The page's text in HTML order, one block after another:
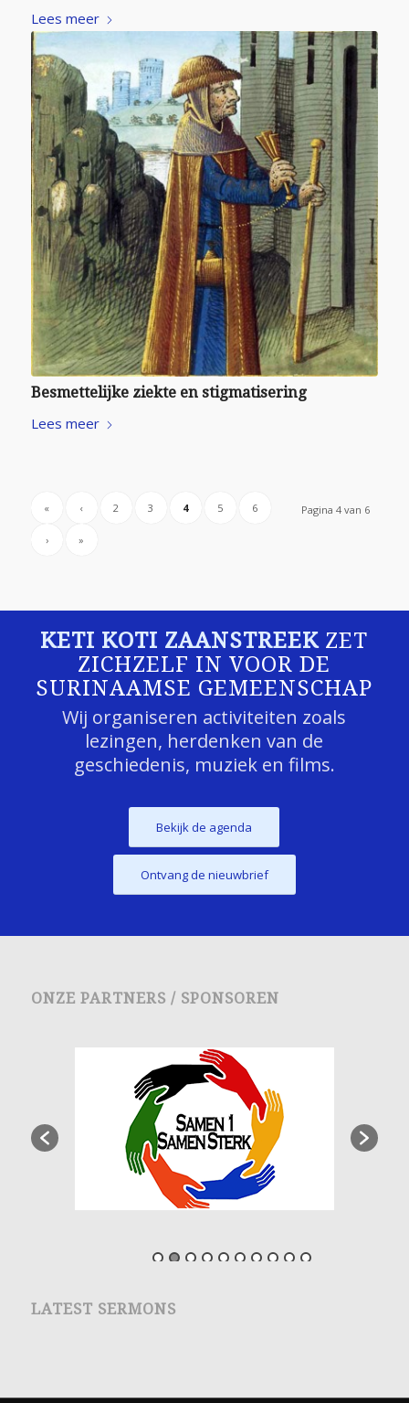
Lees meer
Besmettelijke ziekte en stigmatisering
Lees meer
Pagina 4 van 6
« ‹ 2 3 4 5 6
› »
KETI KOTI ZAANSTREEKZET
ZICHZELF IN VOOR DE
SURINAAMSE GEMEENSCHAP
Wij organiseren activiteiten zoals
lezingen, herdenken van de
geschiedenis, muziek en films.
Bekijk de agenda
Ontvang de nieuwbrief
ONZE PARTNERS / SPONSOREN
LATEST SERMONS